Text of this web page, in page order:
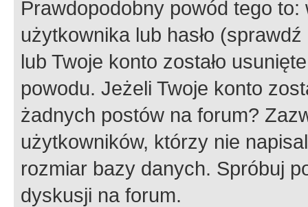
Prawdopodobny powód tego to:
użytkownika lub hasło
lub Twoje konto zostało
powodu. Jeżeli Twoje konto
żadnych postów na forum?
użytkowników, którzy nie
rozmiar bazy danych. Spróbuj
dyskusji na forum.